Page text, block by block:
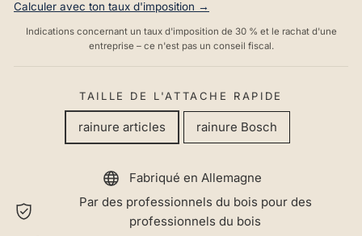
Calculer avec ton taux d'imposition →
Indications concernant un taux d'imposition de 30 % et le rachat d'une
entreprise – ce n'est pas un conseil fiscal.
TAILLE DE L'ATTACHE RAPIDE
rainure articles rainure Bosch
Fabriqué en Allemagne
Par des professionnels du bois pour des
professionnels du bois